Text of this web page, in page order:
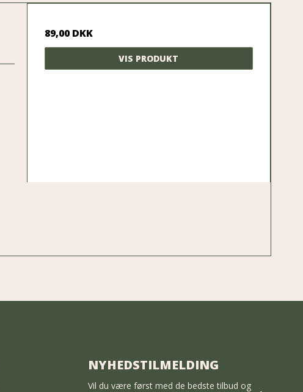
89,00 DKK
VIS PRODUKT
NYHEDSTILMELDING
Vil du være først med de bedste tilbud og